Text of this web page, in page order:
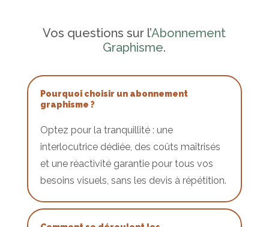
Vos questions sur l’Abonnement
Graphisme.
Pourquoi choisir un abonnement
graphisme ?
Optez pour la tranquillité : une
interlocutrice dédiée, des coûts maîtrisés
et une réactivité garantie pour tous vos
besoins visuels, sans les devis à répétition.